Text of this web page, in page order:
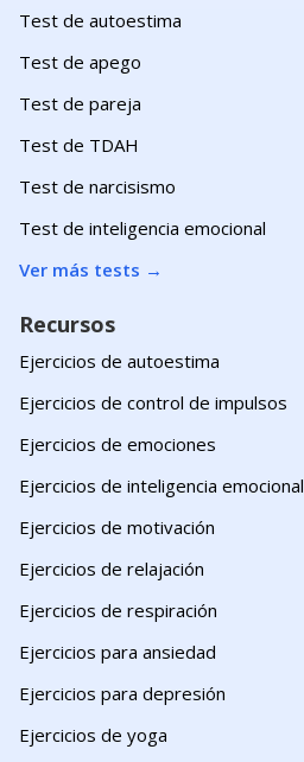
Test de autoestima
Test de apego
Test de pareja
Test de TDAH
Test de narcisismo
Test de inteligencia emocional
Ver más tests →
Recursos
Ejercicios de autoestima
Ejercicios de control de impulsos
Ejercicios de emociones
Ejercicios de inteligencia emocional
Ejercicios de motivación
Ejercicios de relajación
Ejercicios de respiración
Ejercicios para ansiedad
Ejercicios para depresión
Ejercicios de yoga